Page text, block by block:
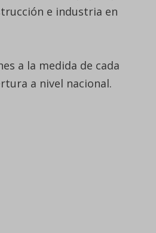
e industria en
a la medida de cada
a nivel nacional.